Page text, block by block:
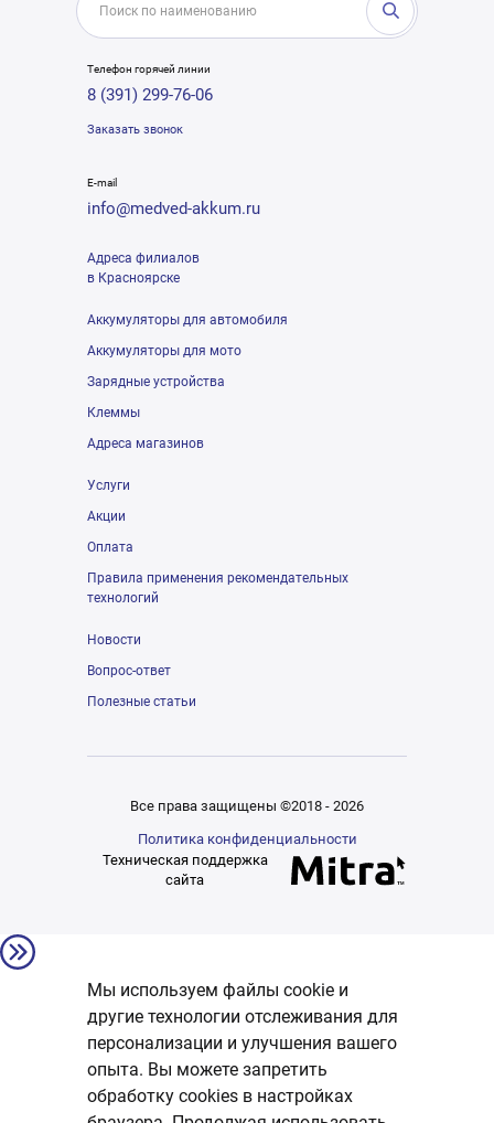
Телефон горячей линии
8 (391) 299-76-06
Заказать звонок
E-mail
info@medved-akkum.ru
Адреса филиалов
в Красноярске
Аккумуляторы для автомобиля
Аккумуляторы для мото
Зарядные устройства
Клеммы
Адреса магазинов
Услуги
Акции
Оплата
Правила применения рекомендательных
технологий
Новости
Вопрос-ответ
Полезные статьи
Все права защищены ©2018 - 2026
Политика конфиденциальности
Техническая поддержка
сайта
Мы используем файлы cookie и
другие технологии отслеживания для
персонализации и улучшения вашего
опыта. Вы можете запретить
обработку сookies в настройках